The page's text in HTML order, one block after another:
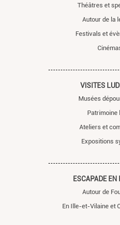
Théâtres et
Autour de la
Festivals et
VISITES
Musées
Patrimoine
Ateliers et
Expositions
ESCAPADE
Autour de
En Ille-et-Vilaine et